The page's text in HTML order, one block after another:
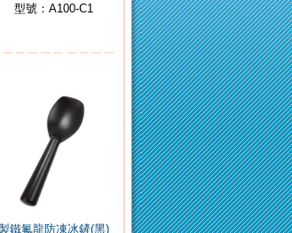
型號：A100-C1
鐵氟龍防凍冰鏟(黑)